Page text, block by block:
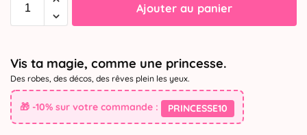
Ajouter au panier
Vis ta magie, comme une princesse.
Des robes, des décos, des rêves plein les yeux.
🎁 -10% sur votre commande : PRINCESSE10